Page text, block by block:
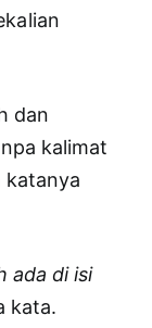
dan
kalimat
katanya
ada di isi
kata.